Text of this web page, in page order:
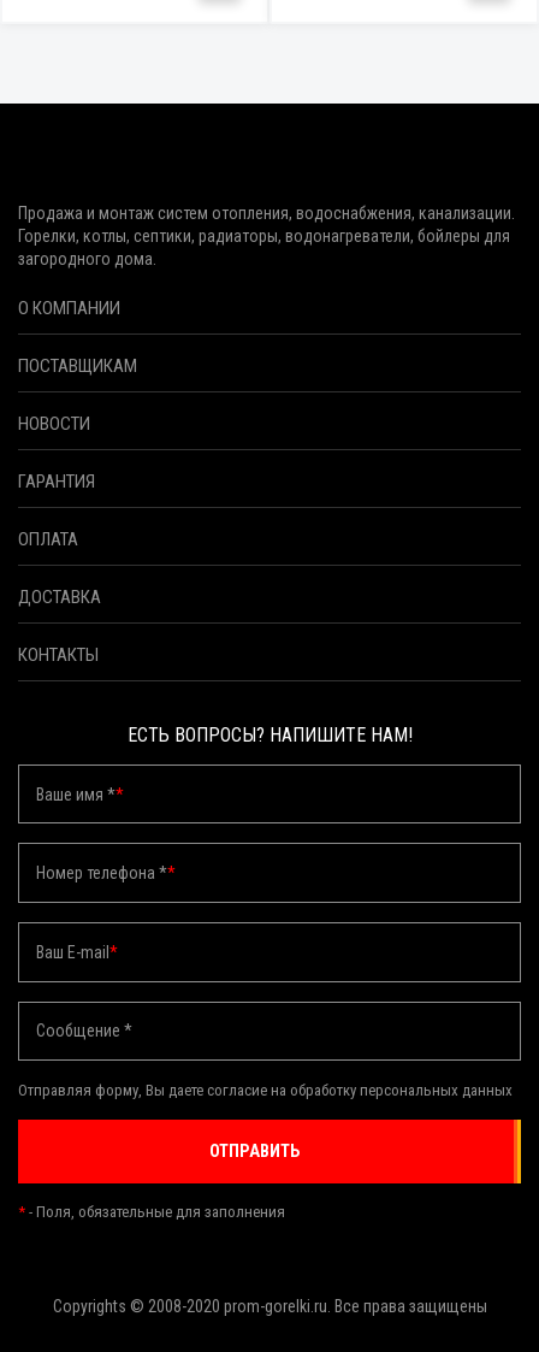
Продажа и монтаж систем отопления, водоснабжения, канализации.
Горелки, котлы, септики, радиаторы, водонагреватели, бойлеры для
загородного дома.
О КОМПАНИИ
ПОСТАВЩИКАМ
НОВОСТИ
ГАРАНТИЯ
ОПЛАТА
ДОСТАВКА
КОНТАКТЫ
ЕСТЬ ВОПРОСЫ? НАПИШИТЕ НАМ!
Ваше имя **
Номер телефона **
Ваш E-mail *
Сообщение *
Отправляя форму, Вы даете согласие на обработку персональных данных
ОТПРАВИТЬ
* - Поля, обязательные для заполнения
Copyrights © 2008-2020 prom-gorelki.ru. Все права защищены